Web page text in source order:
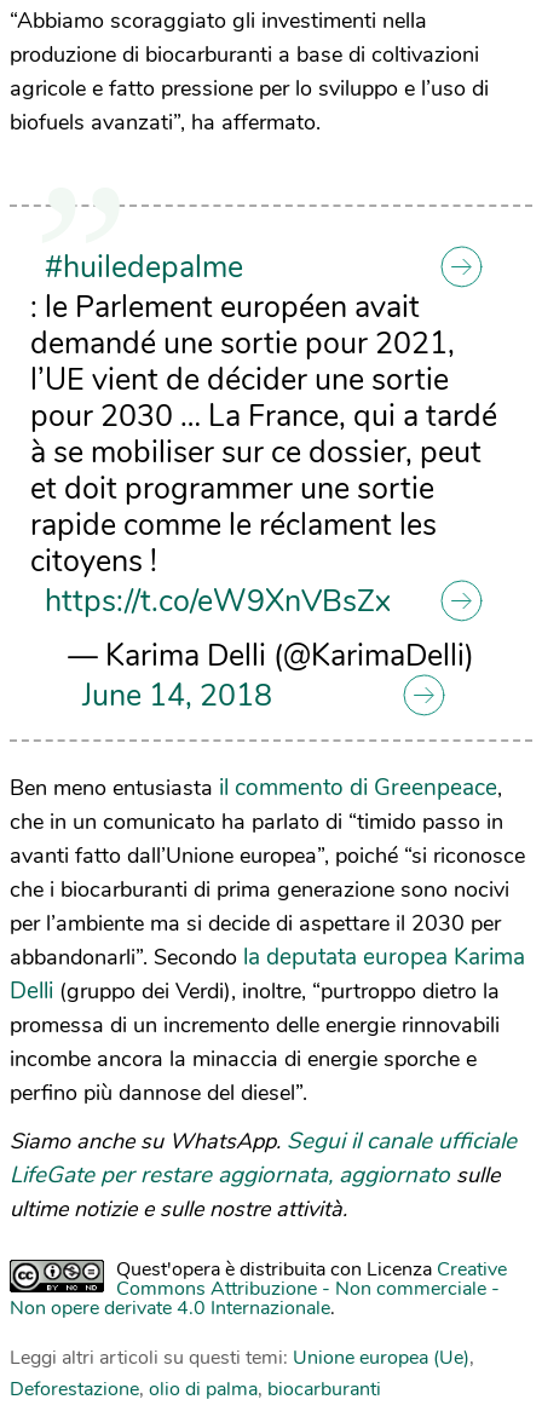
“Abbiamo scoraggiato gli investimenti nella
produzione di biocarburanti a base di coltivazioni
agricole e fatto pressione per lo sviluppo e l’uso di
biofuels avanzati”, ha affermato.
#huiledepalme
: le Parlement européen avait
demandé une sortie pour 2021,
l’UE vient de décider une sortie
pour 2030 … La France, qui a tardé
à se mobiliser sur ce dossier, peut
et doit programmer une sortie
rapide comme le réclament les
citoyens !
https://t.co/eW9XnVBsZx
— Karima Delli (@KarimaDelli)
June 14, 2018
Ben meno entusiasta il commento di Greenpeace,
che in un comunicato ha parlato di “timido passo in
avanti fatto dall’Unione europea”, poiché “si riconosce
che i biocarburanti di prima generazione sono nocivi
per l’ambiente ma si decide di aspettare il 2030 per
abbandonarli”. Secondo la deputata europea Karima
Delli (gruppo dei Verdi), inoltre, “purtroppo dietro la
promessa di un incremento delle energie rinnovabili
incombe ancora la minaccia di energie sporche e
perfino più dannose del diesel”.
Siamo anche su WhatsApp. Segui il canale ufficiale
LifeGate per restare aggiornata, aggiornato sulle
ultime notizie e sulle nostre attività.
Quest'opera è distribuita con Licenza Creative
Commons Attribuzione - Non commerciale -
Non opere derivate 4.0 Internazionale.
Leggi altri articoli su questi temi: Unione europea (Ue),
Deforestazione, olio di palma, biocarburanti